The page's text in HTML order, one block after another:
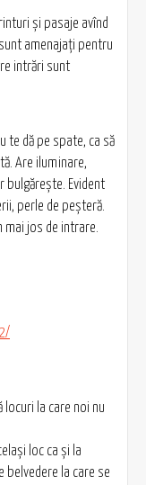
și pasaje avînd
amenajați pentru
intrări sunt
te dă pe spate, ca să
Are iluminare,
bulgărește. Evident
perle de peșteră.
mai jos de intrare.
locuri la care noi nu
loc ca și la
belvedere la care se